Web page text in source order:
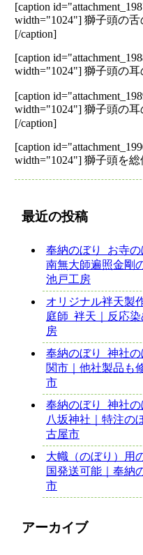
[caption
width="1024"]獅子頭の舌
[/caption]
[caption
width="1024"]獅子頭の耳
[caption
width="1024"]獅子頭の耳
[/caption]
[caption
width="1024"]獅子頭を総
最近の投稿
奉納のぼり_お寺の
南無大師遍照金剛
池戸工房
オリジナル袢天製
庭師_袢天｜反応
房
奉納のぼり_神社
関市｜他社製品も
市
奉納のぼり_神社の
八坂神社｜特注の
古屋市
大幟（のぼり）用
国発送可能｜奉納
市
アーカイブ